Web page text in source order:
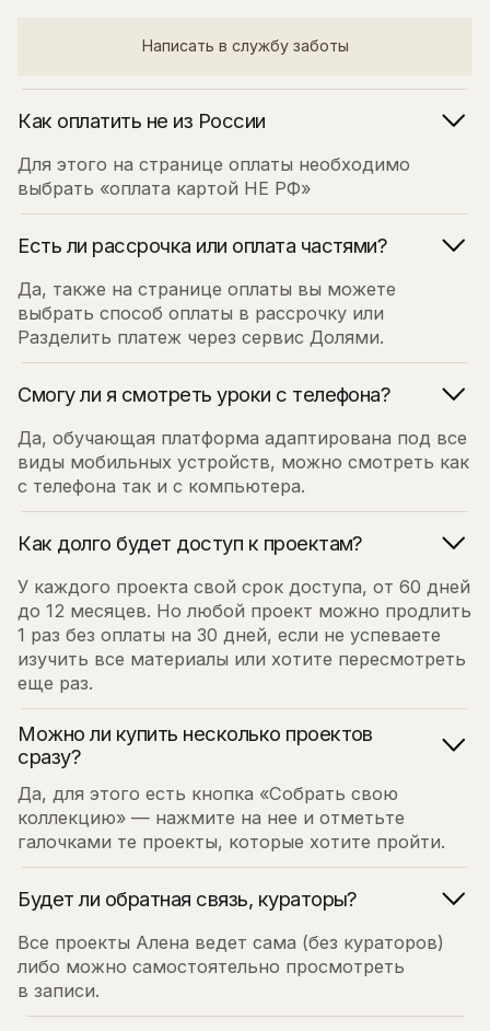
Да, также на странице оплаты вы можете
выбрать способ оплаты в рассрочку или
Разделить платеж через сервис Долями.
Смогу ли я смотреть уроки с телефона?
Да, обучающая платформа адаптирована под все
виды мобильных устройств, можно смотреть как
с телефона так и с компьютера.
Как долго будет доступ к проектам?
У каждого проекта свой срок доступа, от 60 дней
до 12 месяцев. Но любой проект можно продлить
1 раз без оплаты на 30 дней, если не успеваете
изучить все материалы или хотите пересмотреть
еще раз.
Можно ли купить несколько проектов
Да, для этого есть кнопка «Собрать свою
коллекцию» — нажмите на нее и отметьте
галочками те проекты, которые хотите пройти.
Будет ли обратная связь, кураторы?
Все проекты Алена ведет сама (без кураторов)
либо можно самостоятельно просмотреть
в записи.